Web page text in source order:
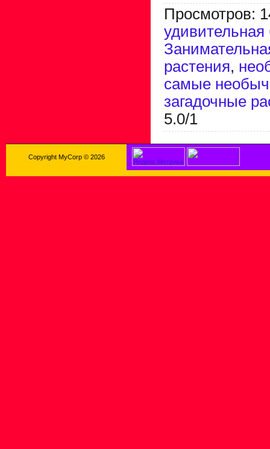
Просмотров:
удивительная
растения,
самые
загадочные
5.0/1
Copyright MyCorp © 2026